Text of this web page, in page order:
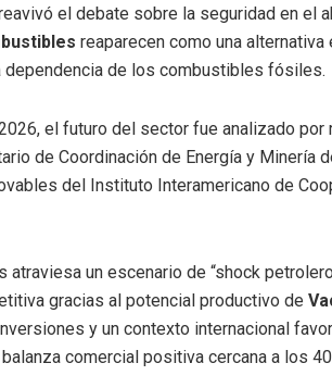
el debate sobre la seguridad en el
reaparecen como una
dependencia de los combustibles fósiles.
el futuro del sector fue analizado
de Coordinación de Energía y Minería
del Instituto Interamericano de
un escenario de “shock
gracias al potencial productivo de
y un contexto internacional
comercial positiva cercana a los